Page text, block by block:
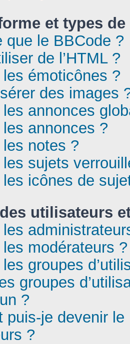
et types
que le BBCode ?
de l’HTML ?
émoticônes ?
des images
annonces
annonces ?
notes ?
sujets
icônes de
utilisateurs
modérateurs ?
groupes
groupes
?
puis-je devenir le
?